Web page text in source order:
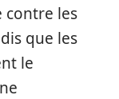
contre les
que les
le